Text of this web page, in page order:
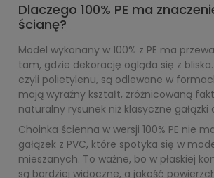
Dlaczego 100% PE ma
ścianę?
Model wykonany w 100% z PE ma
tam, gdzie dekorację ogląda się z bliska.
czyli polietylenu, są odlewane w
mają wyraźny kształt, zróżnicowaną
naturalny rysunek niż klasyczne gałązki
Choinka ścienna w wersji 100% PE nie
gałązek z PVC, które spotyka się w
mieszanych. To ważne, bo w płaskiej
są bardziej widoczne, a jakość